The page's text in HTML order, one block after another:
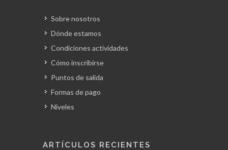
Sobre nosotros
Dónde estamos
Condiciones actividades
Cómo inscribirse
Puntos de salida
Formas de pago
Niveles
ARTÍCULOS RECIENTES